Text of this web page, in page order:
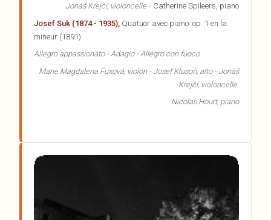
Jonáš Krejčí, violoncelle - Catherine Spileers, piano
Josef Suk (1874 - 1935), Quatuor avec piano op. 1 en la
mineur (1891)
Allegro appassionato - Adagio - Allegro con fuoco
Marie Magdalena Fuxová, violon - Josef Klusoň, alto - Jonáš
Krejčí, violoncelle
Nicolas Hourt, piano